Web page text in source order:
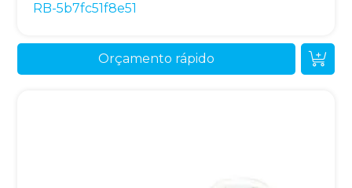
RB-5b7fc51f8e51
Orçamento rápido